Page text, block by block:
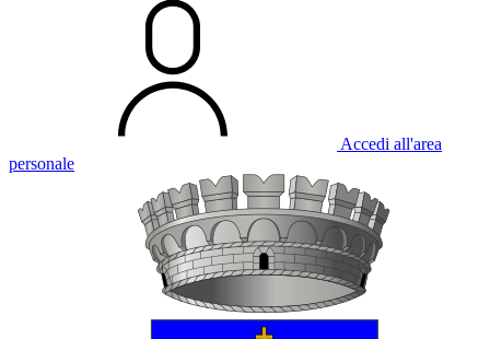
Accedi all'area
personale